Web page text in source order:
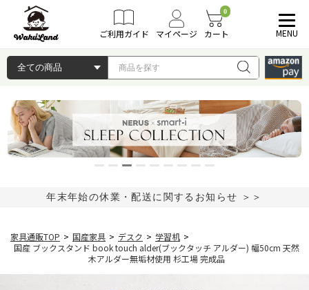
ご利用ガイド マイページ
0
カート MENU
年末年始の休業・配送に関するお知らせ ＞＞
家具通販TOP > 国産家具 > デスク > 学習机 >
国産 ブックスタンド book touch alder(ブックタッチ アルダー) 幅50cm 天然
木アルダー無垢材使用 杉工場 完成品